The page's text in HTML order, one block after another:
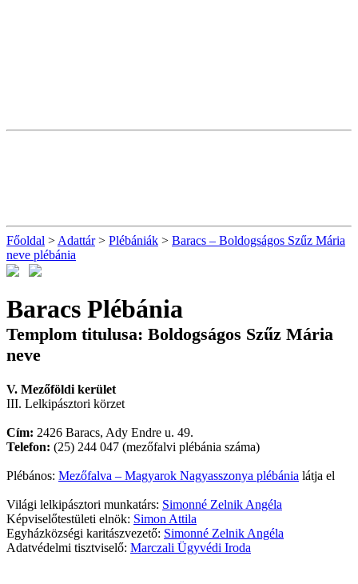
Főoldal > Adattár> Plébániák > Baracs – Boldogságos Szűz Mária
neve plébánia
Baracs Plébánia
Templom titulusa: Boldogságos Szűz Mária
neve
V. Mezőföldi kerület
III. Lelkipásztori körzet
Cím: 2426 Baracs, Ady Endre u. 49.
Telefon: (25) 244 047 (mezőfalvi plébánia száma)
Plébános: Mezőfalva – Magyarok Nagyasszonya plébánia látja el
Világi lelkipásztori munkatárs: Simonné Zelnik Angéla
Képviselőtestületi elnök: Simon Attila
Egyházközségi karitászvezető: Simonné Zelnik Angéla
Adatvédelmi tisztviselő: Marczali Ügyvédi Iroda